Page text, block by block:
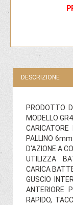
DESCRIZIONE
PRODOTTO
MODELLO
PALLINO
D'AZIONE A
UTILIZZA
CARICA
GUSCIO
ANTERIORE
RAPIDO,